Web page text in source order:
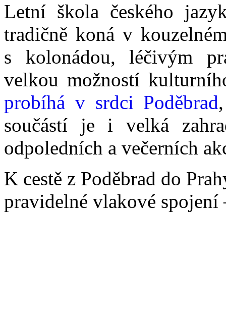
Letní škola českého
tradičně koná v
s kolonádou, léčivým
velkou možností
probíhá v srdci Poděbrad
součástí je i velká
odpoledních a večerních
K cestě z Poděbrad do
pravidelné vlakové spojení